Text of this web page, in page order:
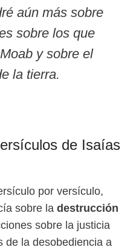
aún más sobre
sobre los que
y sobre el
la tierra.
de Isaías
por versículo,
sobre la destrucción
sobre la justicia
de la desobediencia a